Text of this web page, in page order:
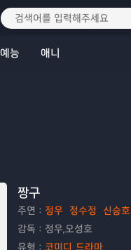
예능 애니
짱구
주연： 정우 정수정
신승호
감독： 정우,오성호
유형： 코미디 드라마